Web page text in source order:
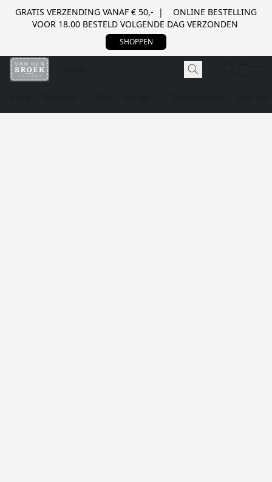
GRATIS VERZENDING VANAF € 50,- | ONLINE BESTELLING
VOOR 18.00 BESTELD VOLGENDE DAG VERZONDEN
SHOPPEN